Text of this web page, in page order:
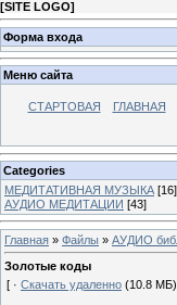
[SITE LOGO]
Форма входа
Меню сайта
СТАРТОВАЯ ГЛАВНАЯ
Categories
МЕДИТАТИВНАЯ МУЗЫКА [16]
АУДИО МЕДИТАЦИИ [43]
Главная » Файлы » АУДИО
Золотые коды
[ · Скачать удаленно (10.8